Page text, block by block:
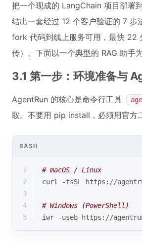
把一个现成的 LangChain 项目部署
结出一套经过 12 个客户验证的 7 步
fork 代码到线上服务可用，最快 22
传）。下面以一个典型的 RAG 助手
3.1 第一步：环境准备与
AgentRun 的核心是命令行工具
取。不要用 pip install，必须用官方
BASH
1
# macOS / Linux
2
curl -fsSL https://
3
4
# Windows (PowerShell)
5
iwr -useb https://